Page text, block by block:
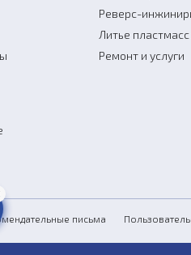
Реверс-
Литье пластмасс
Ремонт и услуги
письма